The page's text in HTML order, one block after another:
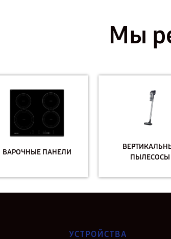
Мы
ВАРОЧНЫЕ ПАНЕЛИ
ПЫЛЕСОСЫ
УСТРОЙСТВА